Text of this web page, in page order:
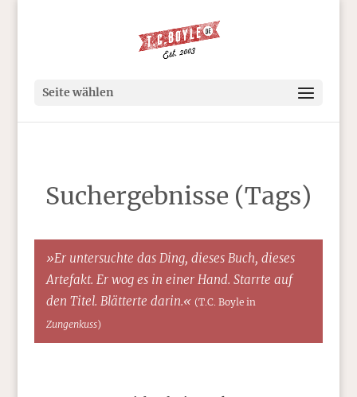
Seite wählen
Suchergebnisse (Tags)
»Er untersuchte das Ding, dieses Buch, dieses
Artefakt. Er wog es in einer Hand. Starrte auf
den Titel. Blätterte darin.« (T.C. Boyle in
Zungenkuss)